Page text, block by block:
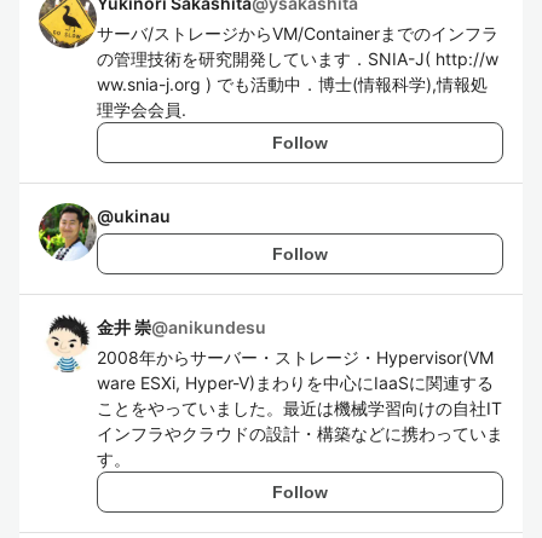
サーバ/ストレージからVM/Containerまでのインフラ
の管理技術を研究開発しています．SNIA-J( http://w
ww.snia-j.org ) でも活動中．博士(情報科学),情報処
理学会会員.
Follow
@ukinau
Follow
金井 崇@anikundesu
2008年からサーバー・ストレージ・Hypervisor(VM
ware ESXi, Hyper-V)まわりを中心にIaaSに関連する
ことをやっていました。最近は機械学習向けの自社IT
インフラやクラウドの設計・構築などに携わっていま
す。
Follow